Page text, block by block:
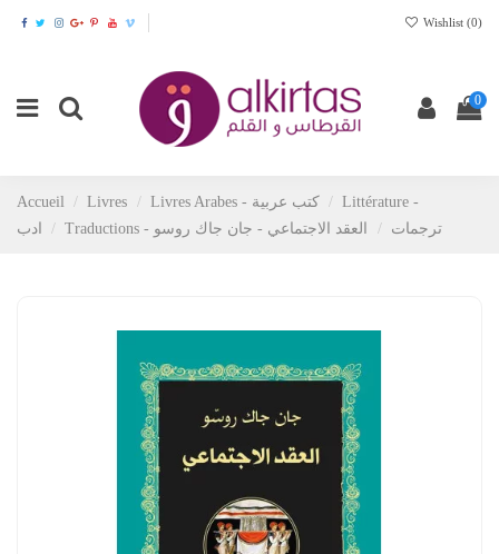
Wishlist (0)
0
Accueil Livres Livres Arabes - كتب عربية
Littérature -
ادب
Traductions - ترجمات العقد الاجتماعي - جان جاك روسو